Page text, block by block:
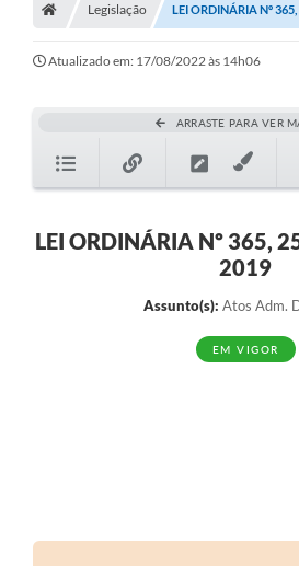
Legislação LEI ORDINÁRIA Nº
Atualizado em: 17/08/2022 às 14h06
ARRASTE PARA VER
LEI ORDINÁRIA Nº 365,
2019
Assunto(s): Atos Adm.
EM VIGOR